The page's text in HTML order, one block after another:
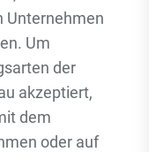
Unternehmen
Um
der
akzeptiert,
dem
oder auf